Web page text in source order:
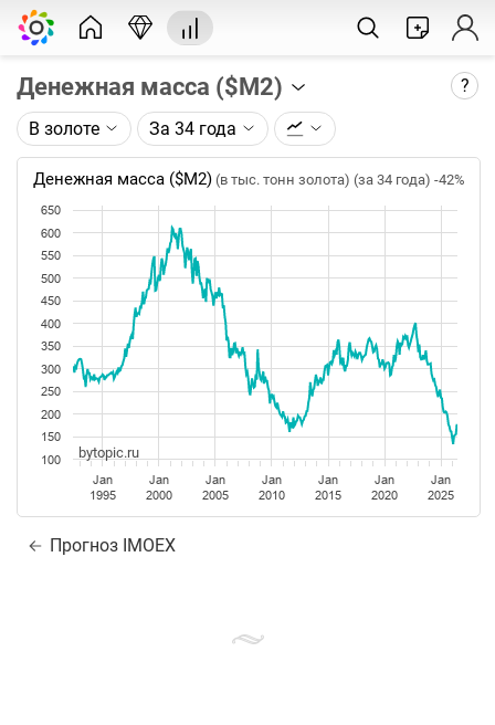
Денежная масса ($М2) ?
Описание графика:
Денежная масса (агрегат М2) по данным ФРС
США.
Каждая точка на графике - значение за месяц.
Таймфрейм (месяц) не меняется при изменении
глубины графика.
Данные добавляются каждый четвертый вторник
месяца, следующего за отчетным.
В золоте За 34 года
Денежная масса ($М2) (в тыс. тонн золота) (за 34 года) -42%
Jan
1995
Jan
2000
Jan
2005
Jan
2010
Jan
2015
Jan
2020
Jan
2025
100
150
200
250
300
350
400
450
500
550
600
650
bytopic.ru
Прогноз IMOEX